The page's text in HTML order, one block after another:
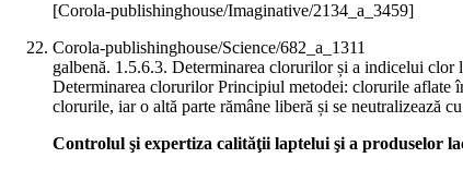
[Corola-publishinghouse/Imaginative/2134_a_3459]
Corola-publishinghouse/Science/682_a_1311
galbenă. 1.5.6.3. Determinarea clorurilor și a indicelui
Determinarea clorurilor Principiul metodei: clorurile aflate
clorurile, iar o altă parte rămâne liberă și se neutralizează
Controlul şi expertiza calităţii laptelui şi a produselor